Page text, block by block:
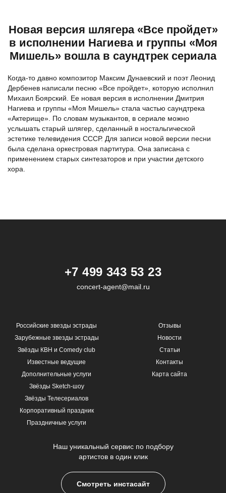
Новая версия шлягера «Все пройдет»
в исполнении Нагиева и группы «Моя
Мишель» вошла в саундтрек сериала
Когда-то давно композитор Максим Дунаевский и поэт Леонид
Дербенев написали песню «Все пройдет», которую исполнил
Михаил Боярский. Ее новая версия в исполнении Дмитрия
Нагиева и группы «Моя Мишель» стала частью саундтрека
«Актерище». По словам музыкантов, в сериале можно
услышать старый шлягер, сделанный в ностальгической
эстетике телевидения СССР. Для записи новой версии песни
была сделана оркестровая партитура. Она записана с
применением старых синтезаторов и при участии детского
хора.
+7 499 343 53 23
concert-agent@mail.ru
Российские звезды эстрады
Зарубежные звезды эстрады
Звёзды КВН и Comedy club
Известные ведущие
Дополнительные услуги
Звёзды Sketch-шоу
Звёзды Телесериалов
Корпоративный праздник
Праздничные услуги
Отзывы
Новости
Статьи
Контакты
Карта сайта
Наш уникальный сервис по подбору
артистов в один клик
Смотреть инстасайт